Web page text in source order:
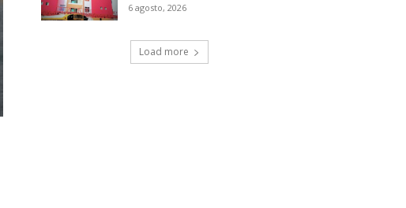
6 agosto, 2026
Load more